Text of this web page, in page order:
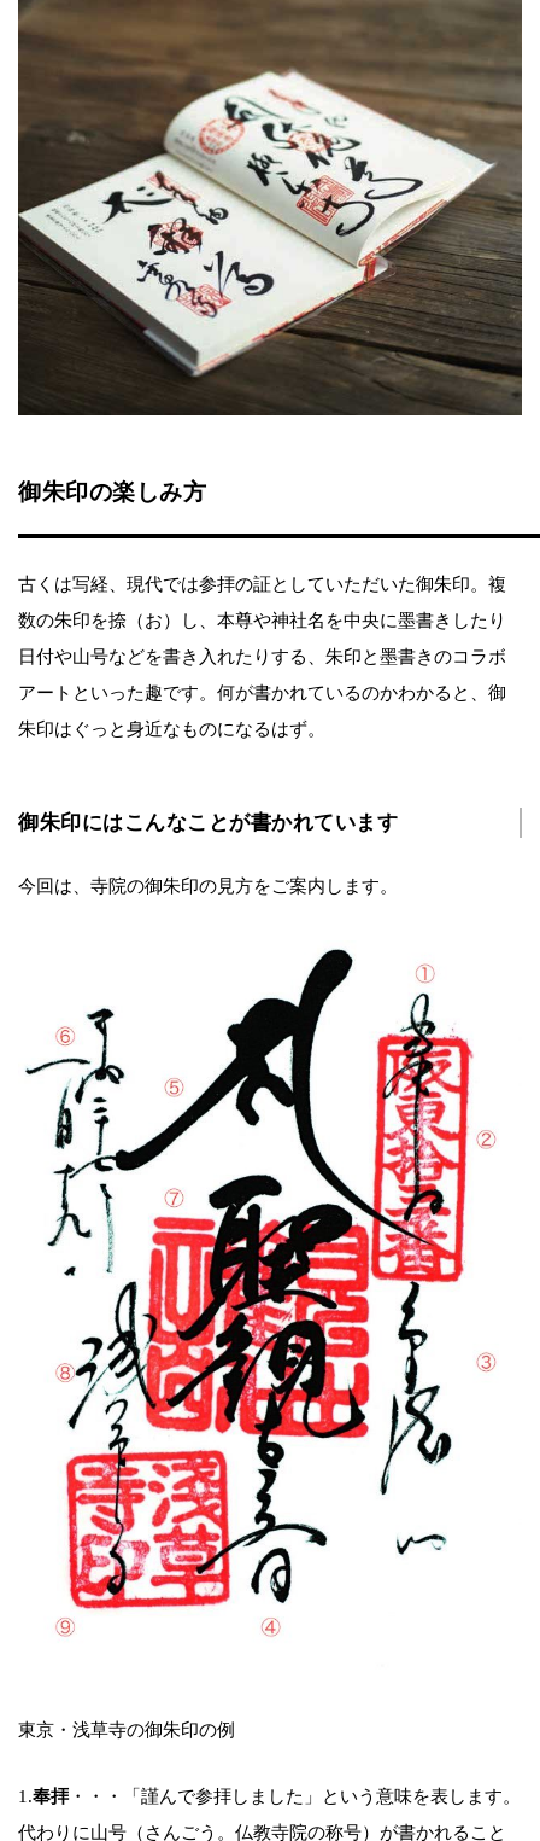
御朱印の楽しみ方
古くは写経、現代では参拝の証としていただいた御朱印。複
数の朱印を捺（お）し、本尊や神社名を中央に墨書きしたり
日付や山号などを書き入れたりする、朱印と墨書きのコラボ
アートといった趣です。何が書かれているのかわかると、御
朱印はぐっと身近なものになるはず。
御朱印にはこんなことが書かれています
今回は、寺院の御朱印の見方をご案内します。
東京・浅草寺の御朱印の例
1.奉拝・・・「謹んで参拝しました」という意味を表します。
代わりに山号（さんごう。仏教寺院の称号）が書かれること